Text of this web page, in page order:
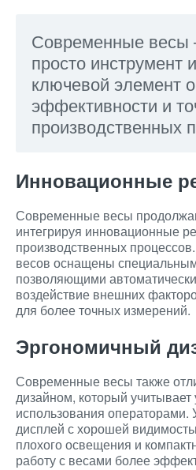
Современные весы
просто инструмент
ключевой элемент
эффективности и
производственных
Инновационные
Современные весы
интегрируя инновационные
производственных
весов оснащены
позволяющими
воздействие внешних
для более точных измерений.
Эргономичный
Современные весы также
дизайном, который учитывает
использования операторами.
дисплей с хорошей
плохого освещения и
работу с весами более